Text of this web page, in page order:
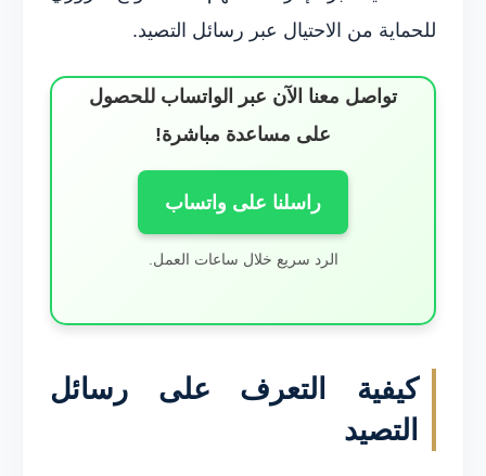
للحماية من الاحتيال عبر رسائل التصيد.
تواصل معنا الآن عبر الواتساب للحصول
على مساعدة مباشرة!
راسلنا على واتساب
الرد سريع خلال ساعات العمل.
كيفية التعرف على رسائل
التصيد